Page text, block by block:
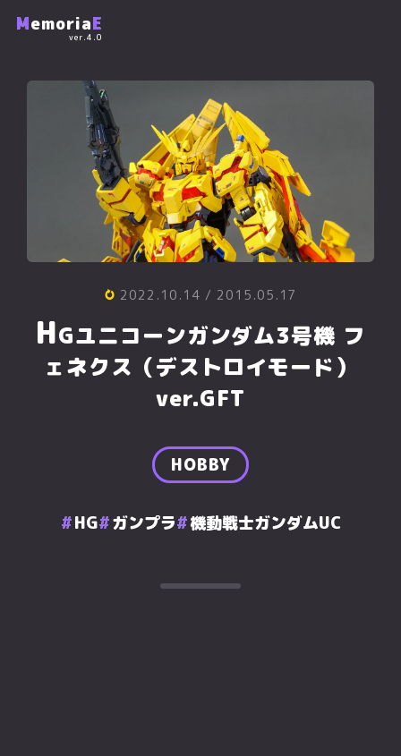
MemoriaE
ver.4.0
2022.10.14 / 2015.05.17
HGユニコーンガンダム3号機 フ
ェネクス（デストロイモード）
ver.GFT
HOBBY
HG ガンプラ 機動戦士ガンダムUC